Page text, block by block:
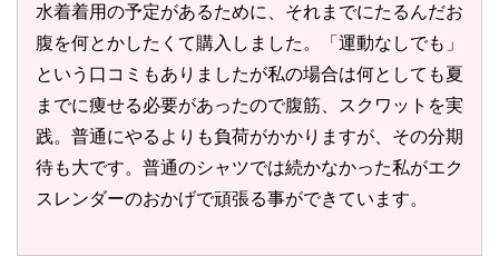
水着着用の予定があるために、それまでにたるんだお
腹を何とかしたくて購入しました。「運動なしでも」
という口コミもありましたが私の場合は何としても夏
までに痩せる必要があったので腹筋、スクワットを実
践。普通にやるよりも負荷がかかりますが、その分期
待も大です。普通のシャツでは続かなかった私がエク
スレンダーのおかげで頑張る事ができています。